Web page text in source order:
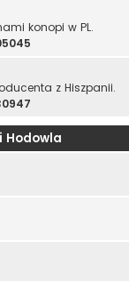
konopi w PL.
z Hiszpanii.
Hodowla